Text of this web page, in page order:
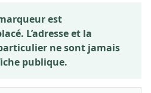
est
L’adresse et la
ne sont jamais
publique.